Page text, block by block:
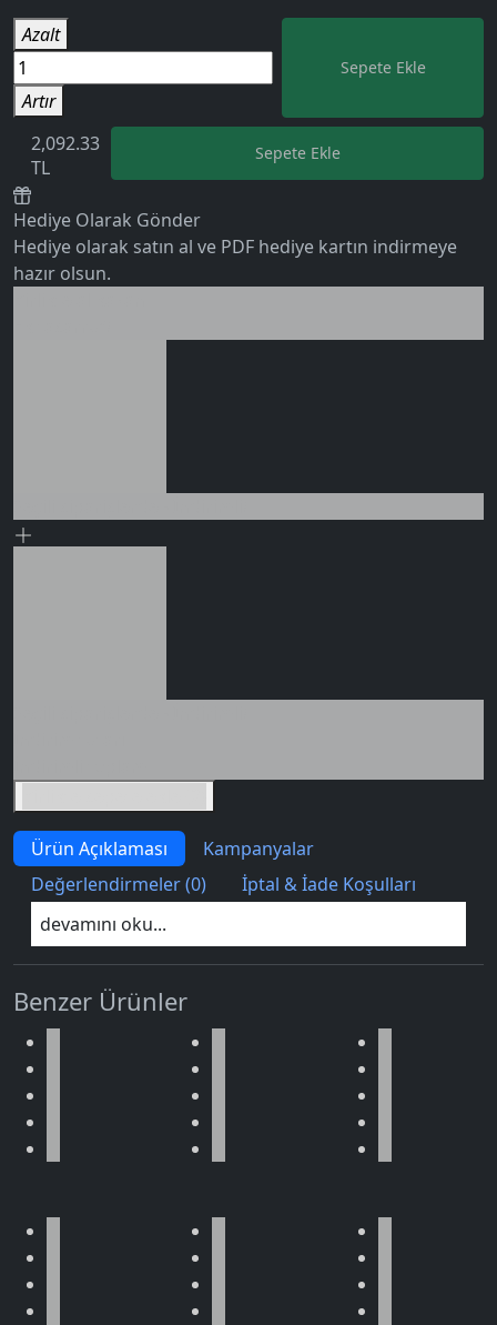
5.0
Azalt
Artır
Sepete Ekle
2,092.33
TL
Sepete Ekle
Hediye Olarak Gönder
Hediye olarak satın al ve PDF hediye kartın indirmeye
hazır olsun.
Ürün Açıklaması
Kampanyalar
Değerlendirmeler (0)
İptal & İade Koşulları
devamını oku...
Benzer Ürünler